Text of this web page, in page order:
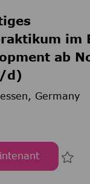
im
ab
d)
Germany